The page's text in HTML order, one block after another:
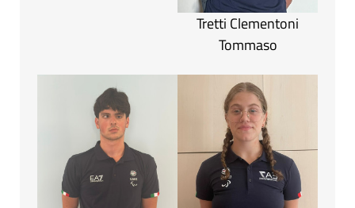
Tretti Clementoni
Tommaso